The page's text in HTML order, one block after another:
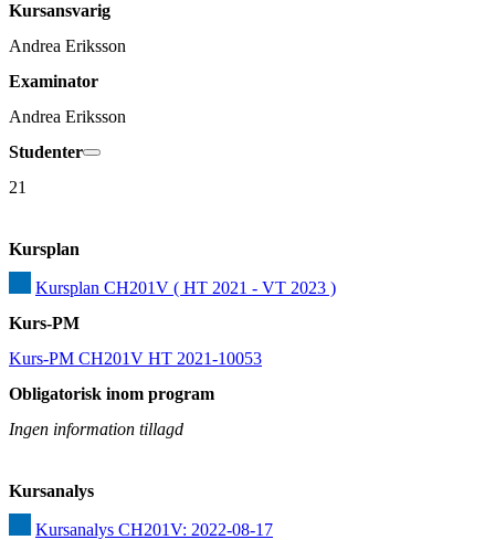
Kursansvarig
Andrea Eriksson
Examinator
Andrea Eriksson
Studenter
21
Kursplan
Kursplan CH201V ( HT 2021 - VT 2023 )
Kurs-PM
Kurs-PM CH201V HT 2021-10053
Obligatorisk inom program
Ingen information tillagd
Kursanalys
Kursanalys CH201V: 2022-08-17